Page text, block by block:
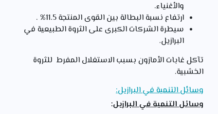
والأغنياء.
ارتفاع نسبة البطالة بين القوى المنتجة 11.5% .
سيطرة الشركات الكبرى على الثروة الطبيعية في
البرازيل.
تآكل غابات الأمازون بسبب الاستغلال المفرط للثروة
الخشبية.
وسائل التنمية في البرازيل:
وسائل التنمية في البرازيل: